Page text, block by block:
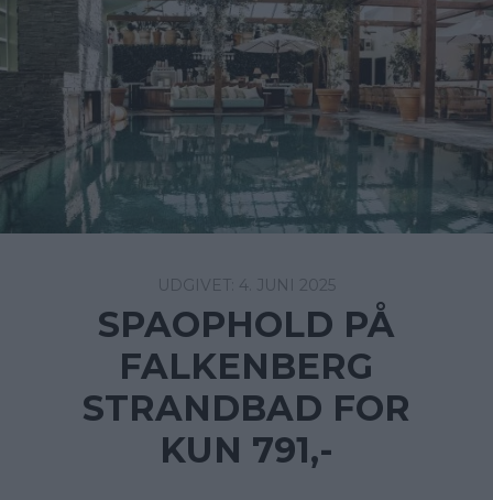
4. JUNI 2025
SPAOPHOLD PÅ
FALKENBERG
STRANDBAD FOR
KUN 791,-